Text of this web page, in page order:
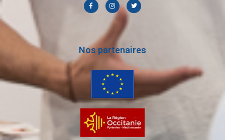
Nos partenaires